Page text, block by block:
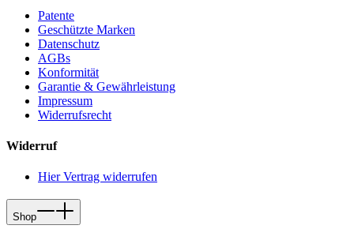
Patente
Geschützte Marken
Datenschutz
AGBs
Konformität
Garantie & Gewährleistung
Impressum
Widerrufsrecht
Widerruf
Hier Vertrag widerrufen
Shop